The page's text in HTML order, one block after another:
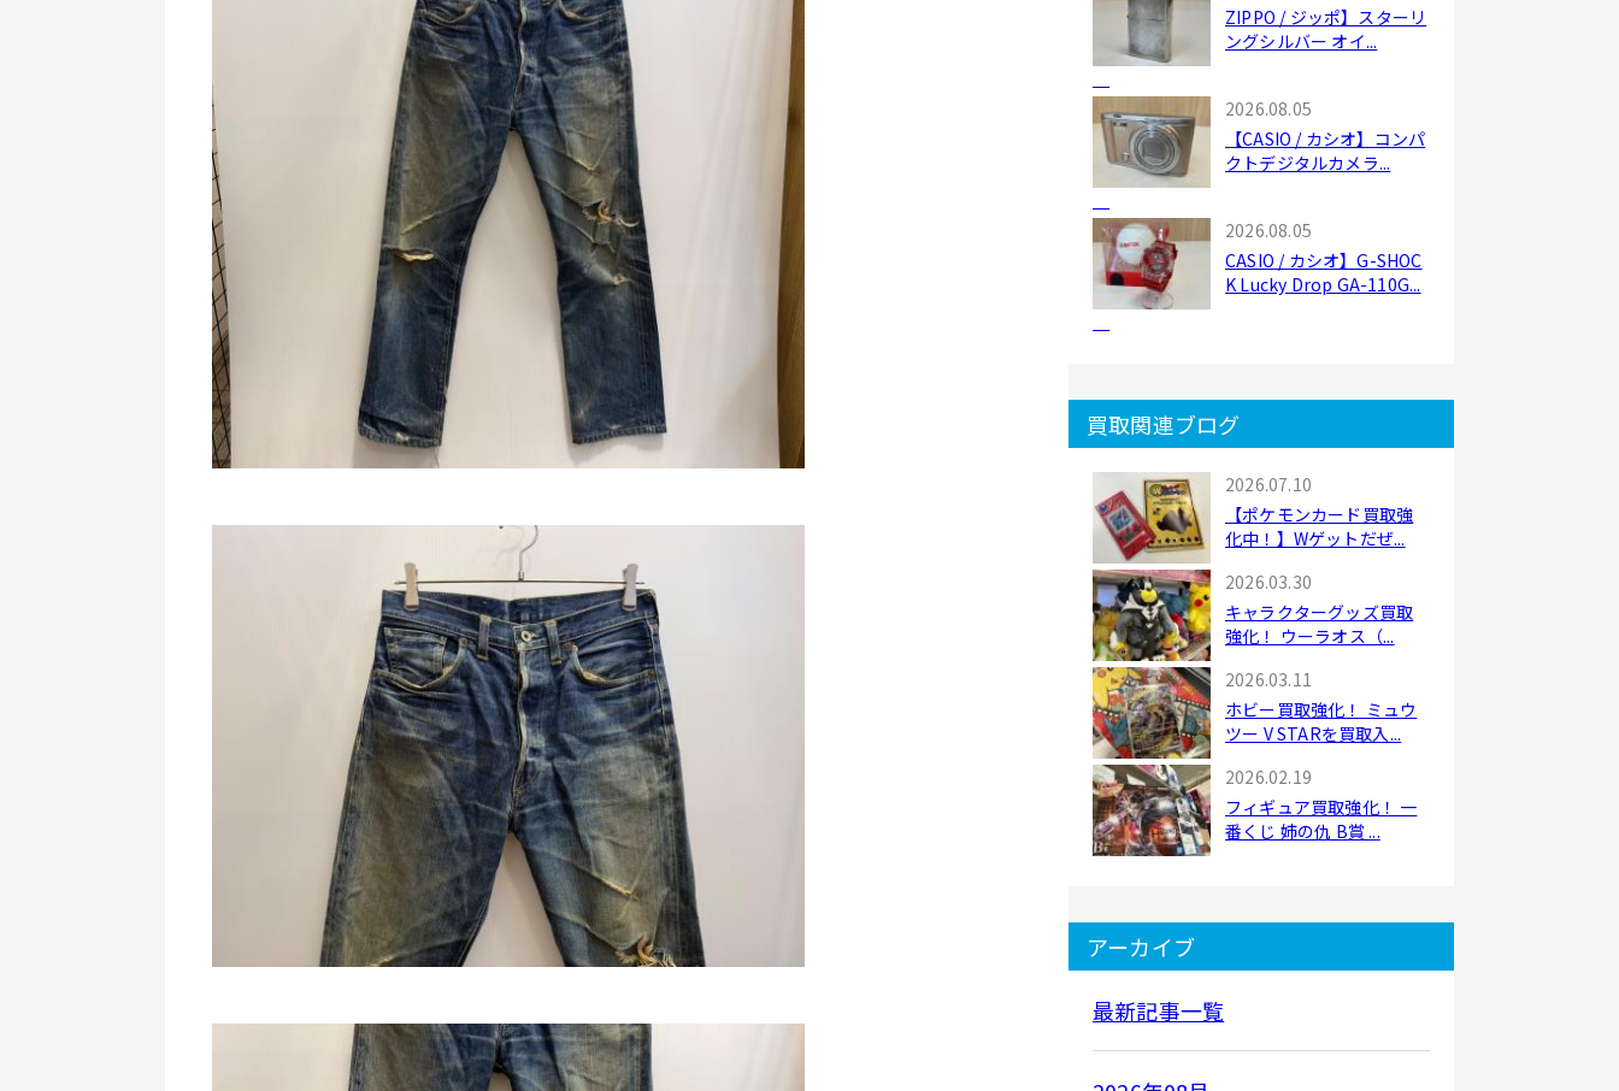
ZIPPO / ジッポ】スターリ
ングシルバー オイ...
2026.08.05
【CASIO / カシオ】コンパ
クトデジタルカメラ...
2026.08.05
CASIO / カシオ】G-SHOC
K Lucky Drop GA-110G...
買取関連ブログ
2026.07.10
【ポケモンカード買取強
化中！】Wゲットだぜ...
2026.03.30
キャラクターグッズ買取
強化！ ウーラオス（...
2026.03.11
ホビー買取強化！ ミュウ
ツー V STARを買取入...
2026.02.19
フィギュア買取強化！ 一
番くじ 姉の仇 B賞 ...
アーカイブ
最新記事一覧